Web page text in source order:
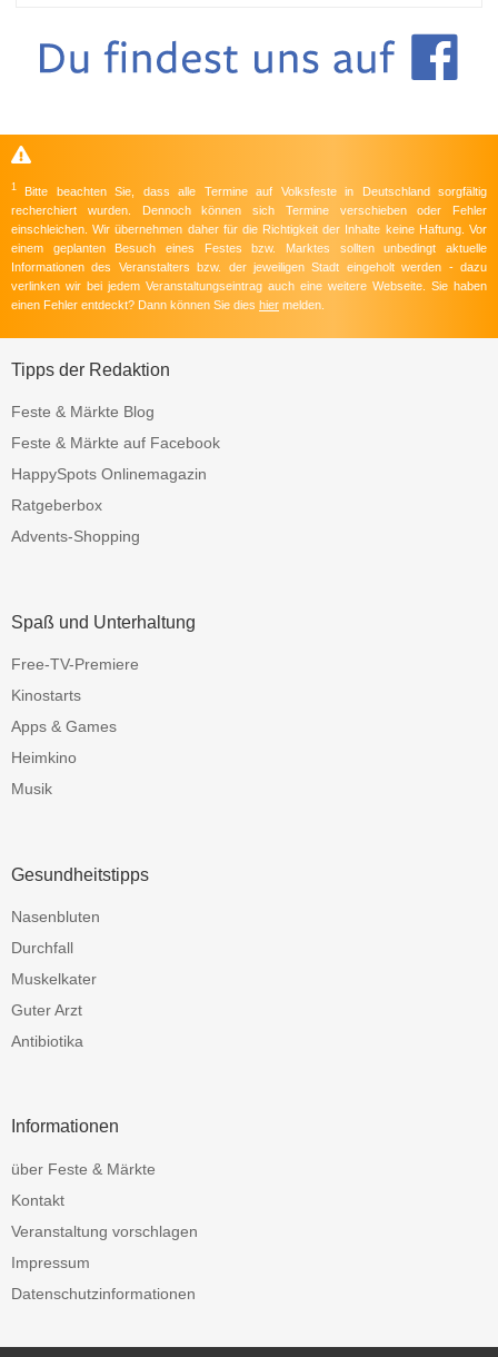
1 Bitte beachten Sie, dass alle Termine auf Volksfeste in Deutschland sorgfältig
recherchiert wurden. Dennoch können sich Termine verschieben oder Fehler
einschleichen. Wir übernehmen daher für die Richtigkeit der Inhalte keine Haftung. Vor
einem geplanten Besuch eines Festes bzw. Marktes sollten unbedingt aktuelle
Informationen des Veranstalters bzw. der jeweiligen Stadt eingeholt werden - dazu
verlinken wir bei jedem Veranstaltungseintrag auch eine weitere Webseite. Sie haben
einen Fehler entdeckt? Dann können Sie dies hier melden.
Tipps der Redaktion
Feste & Märkte Blog
Feste & Märkte auf Facebook
HappySpots Onlinemagazin
Ratgeberbox
Advents-Shopping
Spaß und Unterhaltung
Free-TV-Premiere
Kinostarts
Apps & Games
Heimkino
Musik
Gesundheitstipps
Nasenbluten
Durchfall
Muskelkater
Guter Arzt
Antibiotika
Informationen
über Feste & Märkte
Kontakt
Veranstaltung vorschlagen
Impressum
Datenschutzinformationen